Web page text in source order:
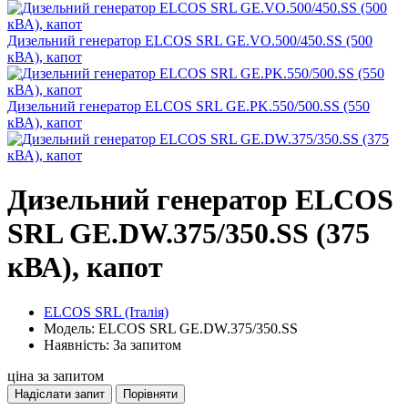
Дизельний генератор ELCOS SRL GE.VO.500/450.SS (500
кВА), капот
Дизельний генератор ELCOS SRL GE.PK.550/500.SS (550
кВА), капот
Дизельний генератор ELCOS
SRL GE.DW.375/350.SS (375
кВА), капот
ELCOS SRL (Італія)
Модель: ELCOS SRL GE.DW.375/350.SS
Наявність: За запитом
ціна за запитом
Надіслати запит Порівняти